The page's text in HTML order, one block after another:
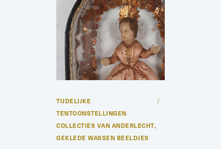
TIJDELIJKE
TENTOONSTELLINGEN
COLLECTIES VAN ANDERLECHT,
GEKLEDE WASSEN BEELDJES